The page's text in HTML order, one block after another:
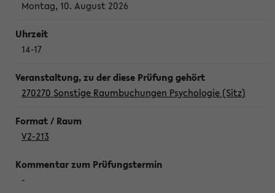
Montag, 10. August 2026
14-17
270270 Sonstige Raumbuchungen Psychologie (Sitz)
V2-213
-